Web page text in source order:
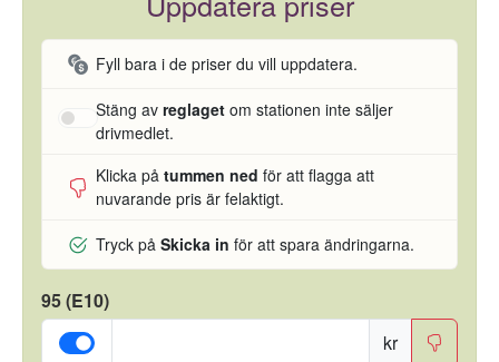
Fyll bara i de priser du vill uppdatera.
Stäng av reglaget om stationen inte säljer
drivmedlet.
Klicka på tummen ned för att flagga att
nuvarande pris är felaktigt.
Tryck på Skicka in för att spara ändringarna.
95 (E10)
kr